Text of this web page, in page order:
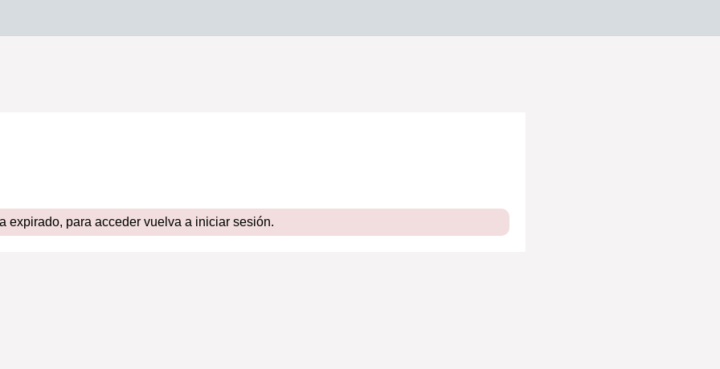
expirado, para acceder vuelva a iniciar sesión.